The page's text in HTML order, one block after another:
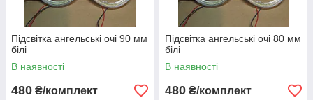
Підсвітка ангельські очі 90 мм
білі
В наявності
480 ₴/комплект
Підсвітка ангельські очі 80 мм
білі
В наявності
480 ₴/комплект